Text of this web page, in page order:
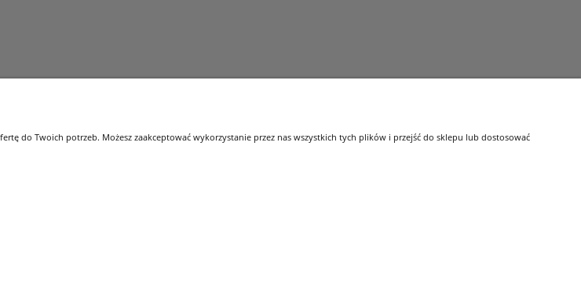
do Twoich potrzeb. Możesz zaakceptować wykorzystanie przez nas wszystkich tych plików i przejść do sklepu lub dostosować